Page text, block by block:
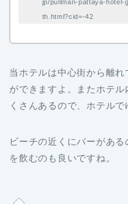
jp/pullman-pattaya-hotel-
th.html?cid=-42
当ホテルは中心街から離
ができますよ。またホテ
くさんあるので、ホテルで
ビーチの近くにバーがあ
を飲むのも良いですね。